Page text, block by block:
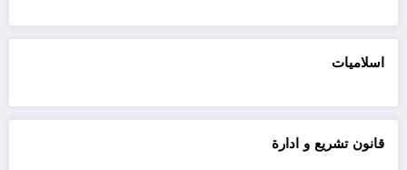
اسلاميات
قانون تشريع و ادارة